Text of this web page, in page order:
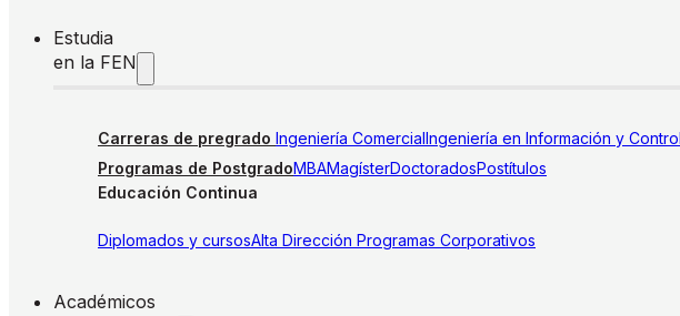
Estudia
en la FEN
Carreras de pregrado Ingeniería ComercialIngeniería en Información y
Programas de PostgradoMBAMagísterDoctoradosPostítulos
Educación Continua
Diplomados y cursosAlta Dirección Programas Corporativos
Académicos